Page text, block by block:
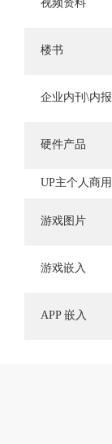
视频资料
楼书
企业内刊\内报
硬件产品
UP主个人商用
游戏图片
游戏嵌入
APP 嵌入